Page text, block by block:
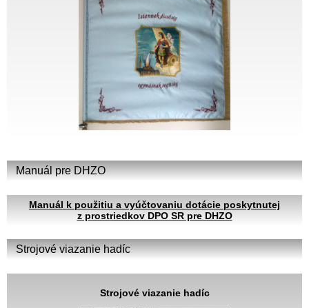
Manuál pre DHZO
Manuál k použitiu a vyúčtovaniu dotácie poskytnutej
z prostriedkov DPO SR pre DHZO
Strojové viazanie hadíc
Strojové viazanie hadíc